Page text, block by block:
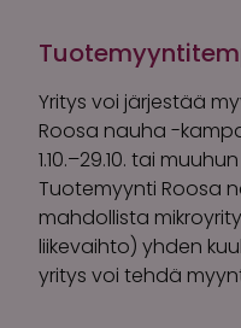
Yritys voi järjestää
Roosa nauha -
1.10.–29.10. tai
Tuotemyynti Roosa
mahdollista
liikevaihto) yhden
yritys voi tehdä